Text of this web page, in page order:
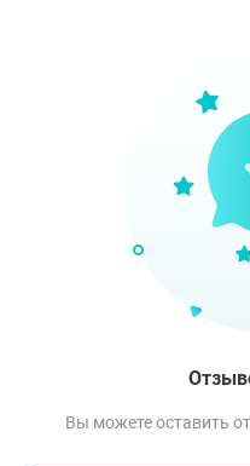
Вы можете оставить